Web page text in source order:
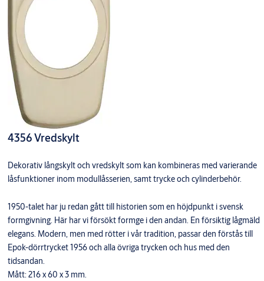
4356 Vredskylt
Dekorativ långskylt och vredskylt som kan kombineras med varierande
låsfunktioner inom modullåsserien, samt trycke och cylinderbehör.
1950-talet har ju redan gått till historien som en höjdpunkt i svensk
formgivning. Här har vi försökt formge i den andan. En försiktig lågmäld
elegans. Modern, men med rötter i vår tradition, passar den förstås till
Epok-dörrtrycket 1956 och alla övriga trycken och hus med den
tidsandan.
Mått: 216 x 60 x 3 mm.